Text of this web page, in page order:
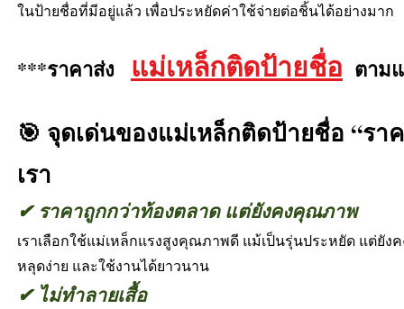
ในป้ายชื่อที่มีอยู่แล้ว เพื่อประหยัดค่าใช้จ่ายต่อชิ้นได้อย่างมาก
***ราคาส่ง แม่เหล็กติดป้ายชื่อ ตาม
🎯 จุดเด่นของแม่เหล็กติดป้ายชื่อ “รา
เรา
✔ ราคาถูกกว่าท้องตลาด แต่ยังคงคุณภาพ
เราเลือกใช้แม่เหล็กแรงสูงคุณภาพดี แม้เป็นรุ่นประหยัด แต่ยัง
หลุดง่าย และใช้งานได้ยาวนาน
✔ ไม่ทำลายเสื้อ